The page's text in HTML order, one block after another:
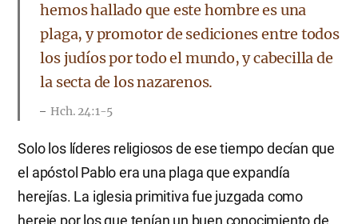
hemos hallado que este hombre es una
plaga, y promotor de sediciones entre todos
los judíos por todo el mundo, y cabecilla de
la secta de los nazarenos.
Hch. 24:1-5
Solo los líderes religiosos de ese tiempo decían que
el apóstol Pablo era una plaga que expandía
herejías. La iglesia primitiva fue juzgada como
hereje por los que tenían un buen conocimiento de